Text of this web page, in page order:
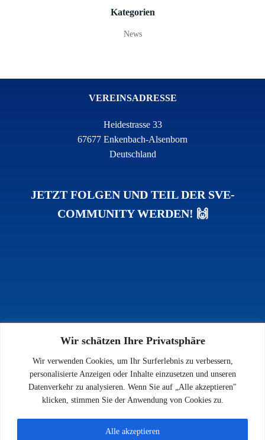
Wir schätzen Ihre Privatsphäre
Wir verwenden Cookies, um Ihr Surferlebnis zu verbessern,
personalisierte Anzeigen oder Inhalte einzusetzen und unseren
Datenverkehr zu analysieren. Wenn Sie auf „Alle akzeptieren"
klicken, stimmen Sie der Anwendung von Cookies zu.
Alle akzeptieren
Kategorien
News
VEREINSADRESSE
Heidestrasse 33
67677 Enkenbach-Alsenborn
Deutschland
JETZT FOLGEN UND TEIL DER SVE-
COMMUNITY WERDEN! 🙌
INFOS
Impressum
Datenschutz
Kontakt